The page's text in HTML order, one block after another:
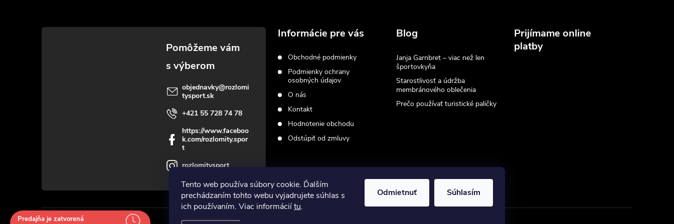
Tento web používa súbory cookie. Ďalším
prechádzaním tohto webu vyjadrujete súhlas s
ich používaním. Viac informáciítu.
Odmietnuť Súhlasím
k
y
ý
s
u
objednavky@rozlomi
tysport.sk
+421 55 728 74 78
https://www.faceboo
k.com/rozlomity.spor
t
rozlomitysport
Informácie pre vás
Obchodné podmienky
Podmienky ochrany
osobných údajov
O nás
Kontakt
Hodnotenie obchodu
Odstúpiť od zmluvy
Blog
Janja Garnbret – viac než len
športovkyňa
Starostlivosť a údržba
membránového oblečenia
Prečo používať turistické paličky
Prijímame online
platby
Predajňa je zatvorená